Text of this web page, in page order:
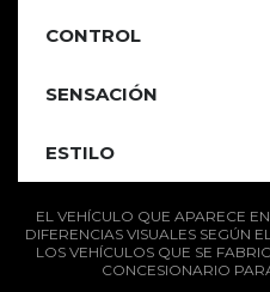
CONTROL
SENSACIÓN
ESTILO
EL VEHÍCULO QUE APARECE
DIFERENCIAS VISUALES SEGÚN
LOS VEHÍCULOS QUE SE
CONCESIONARIO